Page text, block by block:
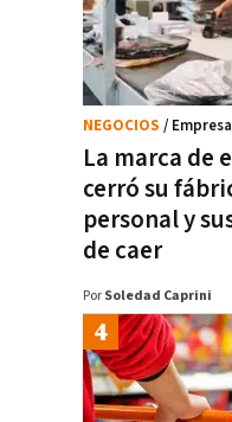
La marca de
cerró su
personal y
de caer
NEGOCIOS /
Por Soledad Caprini